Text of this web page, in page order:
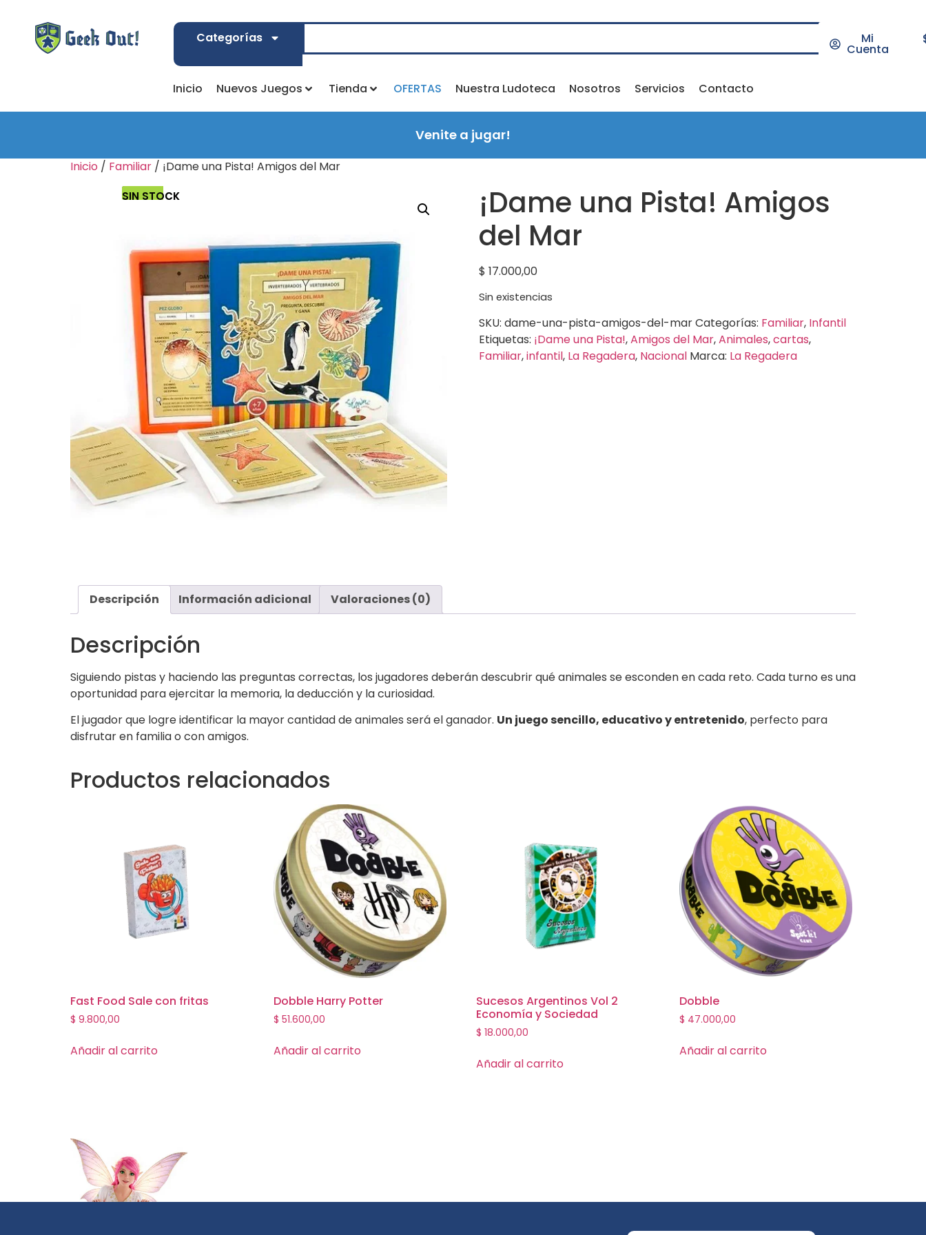
Categorías Mi
Cuenta
Inicio Nuevos Juegos Tienda OFERTAS Nuestra Ludoteca Nosotros Servicios Contacto
Venite a jugar!
Inicio / Familiar / ¡Dame una Pista! Amigos del Mar
SIN STOCK
¡Dame una Pista! Amigos
del Mar
$ 17.000,00
Sin existencias
SKU: dame-una-pista-amigos-del-marCategorías: Familiar, Infantil
Etiquetas: ¡Dame una Pista!,Amigos del Mar,Animales,cartas,
Familiar,infantil, La Regadera, Nacional Marca: La Regadera
Descripción Información adicional Valoraciones (0)
Descripción
Siguiendo pistas y haciendo las preguntas correctas, los jugadores deberán descubrir qué animales se esconden en cada reto. Cada turno es una
oportunidad para ejercitar la memoria, la deducción y la curiosidad.
El jugador que logre identificar la mayor cantidad de animales será el ganador. Un juego sencillo, educativo y entretenido, perfecto para
disfrutar en familia o con amigos.
Productos relacionados
Fast Food Sale con fritas
$ 9.800,00
Añadir al carrito
Dobble Harry Potter
$ 51.600,00
Añadir al carrito
Sucesos Argentinos Vol 2
Economía y Sociedad
$ 18.000,00
Añadir al carrito
Dobble
$ 47.000,00
Añadir al carrito